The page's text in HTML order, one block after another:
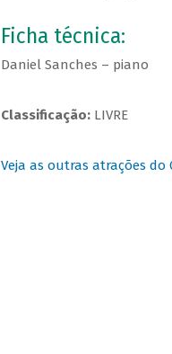
Ficha técnica:
Daniel Sanches – piano
Classificação:LIVRE
Veja as outras atrações do